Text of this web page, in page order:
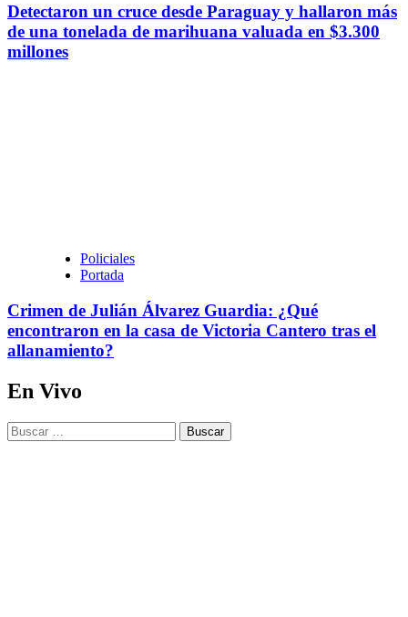
Detectaron un cruce desde Paraguay y hallaron más
de una tonelada de marihuana valuada en $3.300
millones
Policiales
Portada
Crimen de Julián Álvarez Guardia: ¿Qué
encontraron en la casa de Victoria Cantero tras el
allanamiento?
En Vivo
Buscar: